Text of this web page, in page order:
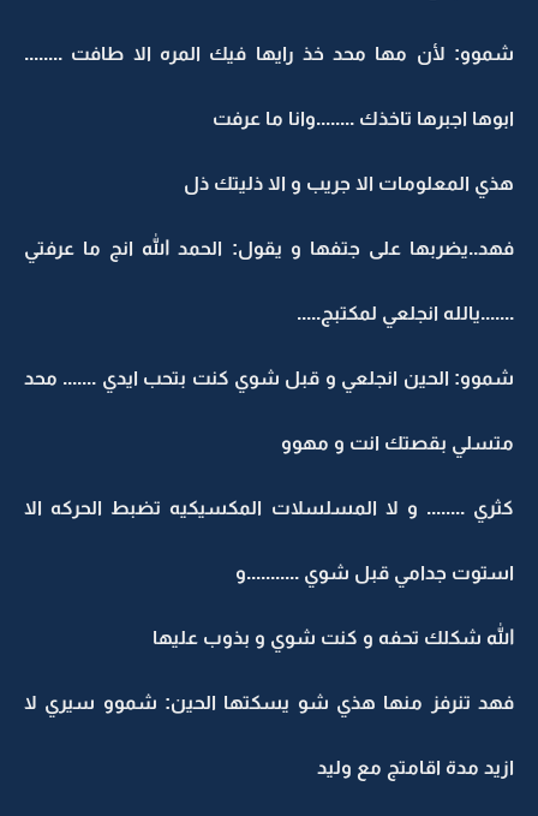
شموو: لأن مها محد خذ رايها فيك المره الا طافت ........
ابوها اجبرها تاخذك ........وانا ما عرفت
هذي المعلومات الا جريب و الا ذليتك ذل
فهد..يضربها على جتفها و يقول: الحمد الله انج ما عرفتي
.......يالله انجلعي لمكتبج.....
شموو: الحين انجلعي و قبل شوي كنت بتحب ايدي ....... محد
متسلي بقصتك انت و مهوو
كثري ........ و لا المسلسلات المكسيكيه تضبط الحركه الا
استوت جدامي قبل شوي ...........و
الله شكلك تحفه و كنت شوي و بذوب عليها
فهد تنرفز منها هذي شو يسكتها الحين: شموو سيري لا
ازيد مدة اقامتج مع وليد